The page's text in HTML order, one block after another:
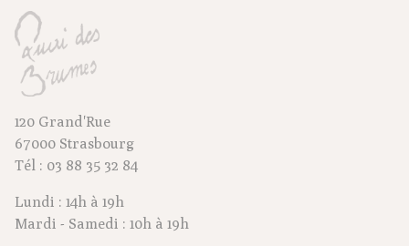
120 Grand'Rue
67000 Strasbourg
Tél : 03 88 35 32 84
Lundi : 14h à 19h
Mardi - Samedi : 10h à 19h